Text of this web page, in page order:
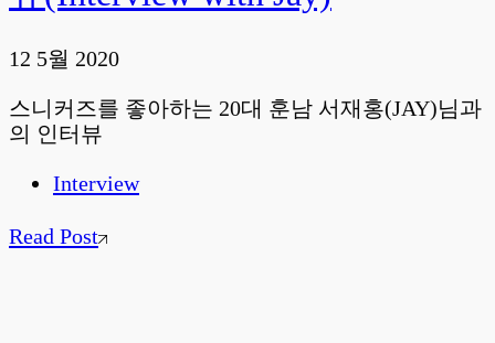
12 5월 2020
스니커즈를 좋아하는 20대 훈남 서재홍(JAY)님과
의 인터뷰
Interview
Read Post